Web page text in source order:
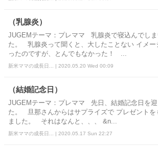
（乳腺炎）
JUGEMテーマ：プレママ 乳腺炎で寝込んでしま
た。 乳腺炎って聞くと、大したことない イメー
ったのですが、とんでもなかった！ ...
新米ママの成長日... | 2020.05.20 Wed 00:09
（結婚記念日）
JUGEMテーマ：プレママ 先日、結婚記念日を迎
た。 旦那さんからはサプライズで プレゼントを
ました。 それはなんと、、、 &n...
新米ママの成長日... | 2020.05.17 Sun 22:27